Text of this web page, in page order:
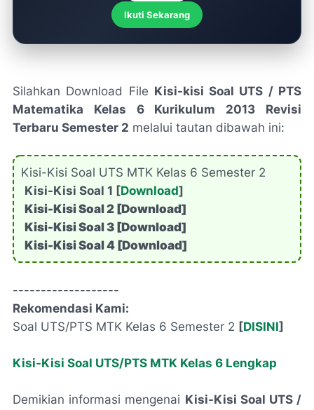
Ikuti Sekarang
Silahkan Download File Kisi-kisi Soal UTS / PTS
Matematika Kelas 6 Kurikulum 2013 Revisi
Terbaru Semester 2 melalui tautan dibawah ini:
Kisi-Kisi Soal UTS MTK Kelas 6 Semester 2
Kisi-Kisi Soal 1 [Download]
Kisi-Kisi Soal 2 [Download]
Kisi-Kisi Soal 3 [Download]
Kisi-Kisi Soal 4 [Download]
-------------------
Rekomendasi Kami:
Soal UTS/PTS MTK Kelas 6 Semester 2 [DISINI]
Kisi-Kisi Soal UTS/PTS MTK Kelas 6 Lengkap
Demikian informasi mengenai Kisi-Kisi Soal UTS /